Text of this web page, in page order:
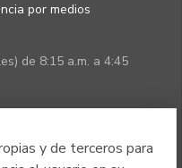
y de terceros para
por medios
de 8:15 a.m. a 4:45